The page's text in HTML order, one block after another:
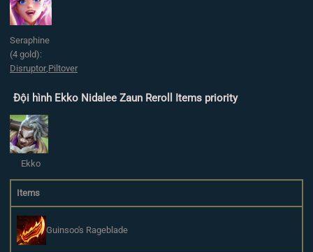
Seraphine
(4 gold):
Disruptor,Piltover
Đội hình Ekko Nidalee Zaun Reroll Items priority
Ekko
Items
Guinsoo's Rageblade